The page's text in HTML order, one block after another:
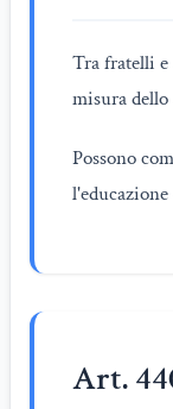
Tra fratelli
misura dello
Possono
Art.